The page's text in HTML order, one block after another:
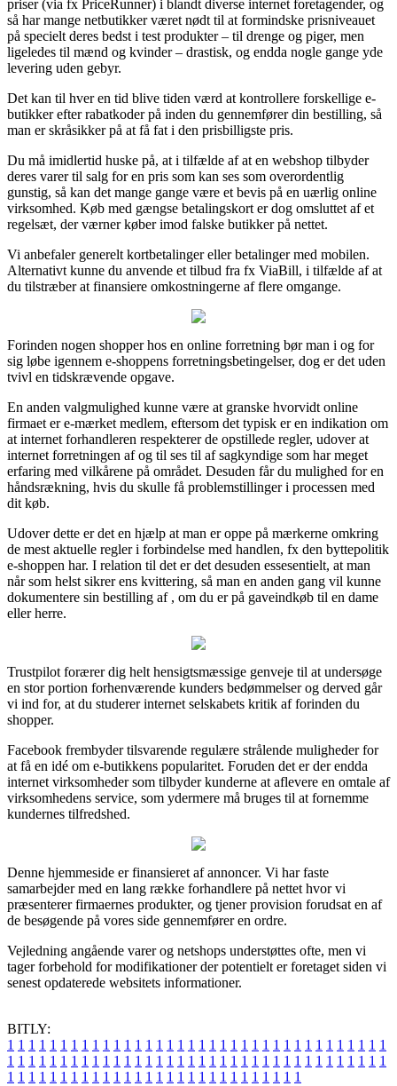
priser (via fx PriceRunner) i blandt diverse internet foretagender, og
så har mange netbutikker været nødt til at formindske prisniveauet
på specielt deres bedst i test produkter – til drenge og piger, men
ligeledes til mænd og kvinder – drastisk, og endda nogle gange yde
levering uden gebyr.
Det kan til hver en tid blive tiden værd at kontrollere forskellige e-
butikker efter rabatkoder på inden du gennemfører din bestilling, så
man er skråsikker på at få fat i den prisbilligste pris.
Du må imidlertid huske på, at i tilfælde af at en webshop tilbyder
deres varer til salg for en pris som kan ses som overordentlig
gunstig, så kan det mange gange være et bevis på en uærlig online
virksomhed. Køb med gængse betalingskort er dog omsluttet af et
regelsæt, der værner køber imod falske butikker på nettet.
Vi anbefaler generelt kortbetalinger eller betalinger med mobilen.
Alternativt kunne du anvende et tilbud fra fx ViaBill, i tilfælde af at
du tilstræber at finansiere omkostningerne af flere omgange.
Forinden nogen shopper hos en online forretning bør man i og for
sig løbe igennem e-shoppens forretningsbetingelser, dog er det uden
tvivl en tidskrævende opgave.
En anden valgmulighed kunne være at granske hvorvidt online
firmaet er e-mærket medlem, eftersom det typisk er en indikation om
at internet forhandleren respekterer de opstillede regler, udover at
internet forretningen af og til ses til af sagkyndige som har meget
erfaring med vilkårene på området. Desuden får du mulighed for en
håndsrækning, hvis du skulle få problemstillinger i processen med
dit køb.
Udover dette er det en hjælp at man er oppe på mærkerne omkring
de mest aktuelle regler i forbindelse med handlen, fx den byttepolitik
e-shoppen har. I relation til det er det desuden essesentielt, at man
når som helst sikrer ens kvittering, så man en anden gang vil kunne
dokumentere sin bestilling af , om du er på gaveindkøb til en dame
eller herre.
Trustpilot forærer dig helt hensigtsmæssige genveje til at undersøge
en stor portion forhenværende kunders bedømmelser og derved går
vi ind for, at du studerer internet selskabets kritik af forinden du
shopper.
Facebook frembyder tilsvarende regulære strålende muligheder for
at få en idé om e-butikkens popularitet. Foruden det er der endda
internet virksomheder som tilbyder kunderne at aflevere en omtale af
virksomhedens service, som ydermere må bruges til at fornemme
kundernes tilfredshed.
Denne hjemmeside er finansieret af annoncer. Vi har faste
samarbejder med en lang række forhandlere på nettet hvor vi
præsenterer firmaernes produkter, og tjener provision forudsat en af
de besøgende på vores side gennemfører en ordre.
Vejledning angående varer og netshops understøttes ofte, men vi
tager forbehold for modifikationer der potentielt er foretaget siden vi
senest opdaterede websitets informationer.
BITLY:
1 1 1 1 1 1 1 1 1 1 1 1 1 1 1 1 1 1 1 1 1 1 1 1 1 1 1 1 1 1 1 1 1 1 1 1
1 1 1 1 1 1 1 1 1 1 1 1 1 1 1 1 1 1 1 1 1 1 1 1 1 1 1 1 1 1 1 1 1 1 1 1
1 1 1 1 1 1 1 1 1 1 1 1 1 1 1 1 1 1 1 1 1 1 1 1 1 1 1 1